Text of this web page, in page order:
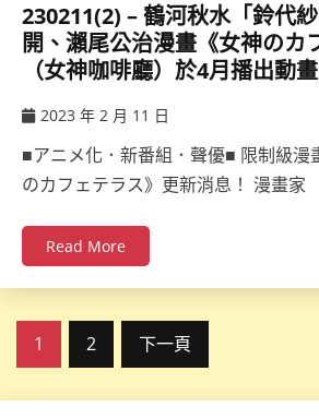
230211(2) – 鶴河秋水「鈴代
開、瀨尾公治漫畫《女神のカ
（女神咖啡廳）於4月播出動畫
2023 年 2 月 11 日
■アニメ化．新番組．聲優■ 限制級漫
のカフェテラス》更新消息！ 漫畫家
Read More
文
1 2 下一頁